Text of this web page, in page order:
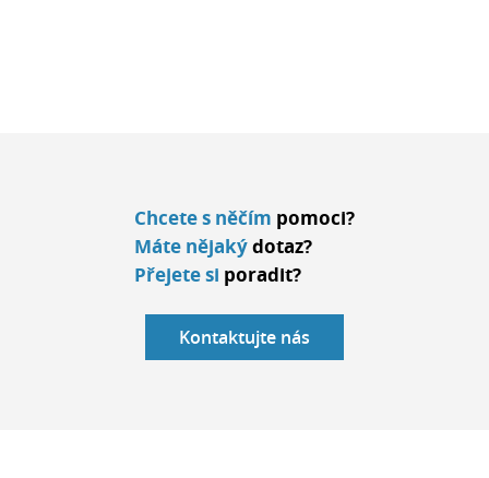
Chcete s něčím pomoci?
Máte nějakýdotaz?
Přejete si poradit?
Kontaktujte nás